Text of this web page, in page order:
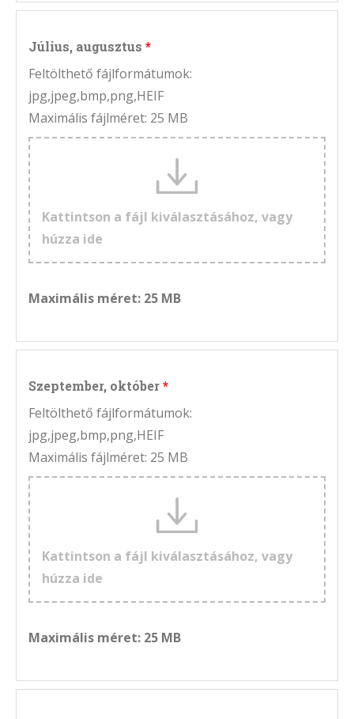
Július, augusztus
Feltölthető fájlformátumok:
jpg,jpeg,bmp,png,HEIF
Maximális fájlméret: 25 MB
Kattintson a fájl kiválasztásához, vagy
húzza ide
Maximális méret: 25 MB
Szeptember, október
Feltölthető fájlformátumok:
jpg,jpeg,bmp,png,HEIF
Maximális fájlméret: 25 MB
Kattintson a fájl kiválasztásához, vagy
húzza ide
Maximális méret: 25 MB